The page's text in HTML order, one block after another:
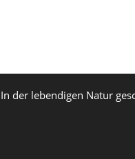
In der lebendigen Natur